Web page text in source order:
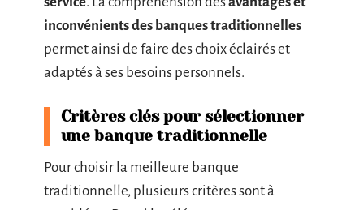
inconvénients des banques traditionnelles
permet ainsi de faire des choix éclairés et
adaptés à ses besoins personnels.
Critères clés pour sélectionner
une banque traditionnelle
Pour choisir la meilleure banque
traditionnelle, plusieurs critères sont à